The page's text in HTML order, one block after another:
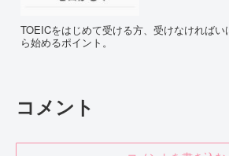
TOEICをはじめて受ける方、受けなければ
ら始めるポイント。
コメント